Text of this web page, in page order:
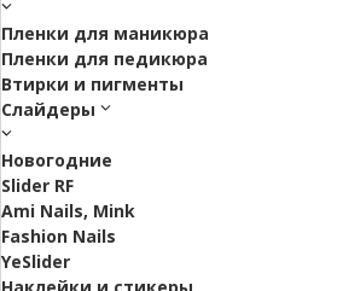
Пленки для маникюра
Пленки для педикюра
Втирки и пигменты
Слайдеры
Новогодние
Slider RF
Ami Nails, Mink
Fashion Nails
YeSlider